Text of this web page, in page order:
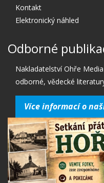
Kontakt
Elektronický náhled
Odborné
Nakladatelství Ohře
odborné, vědecké
Více informací o